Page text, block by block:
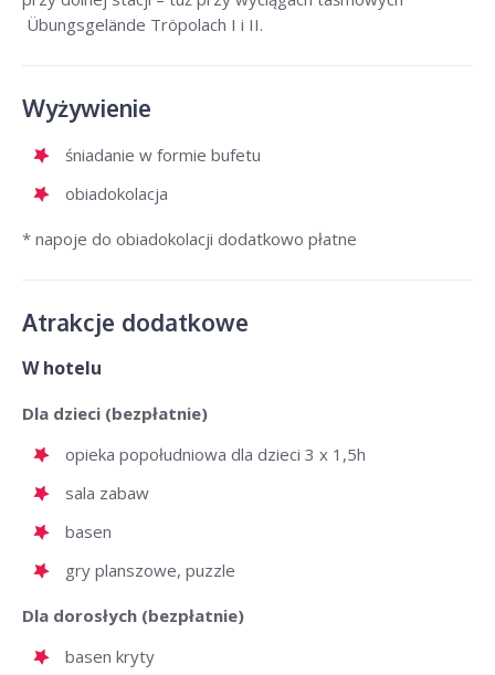
Übungsgelände Tröpolach I i II.
Wyżywienie
śniadanie w formie bufetu
obiadokolacja
* napoje do obiadokolacji dodatkowo płatne
Atrakcje dodatkowe
W hotelu
Dla dzieci (bezpłatnie)
opieka popołudniowa dla dzieci 3 x 1,5h
sala zabaw
basen
gry planszowe, puzzle
Dla dorosłych (bezpłatnie)
basen kryty